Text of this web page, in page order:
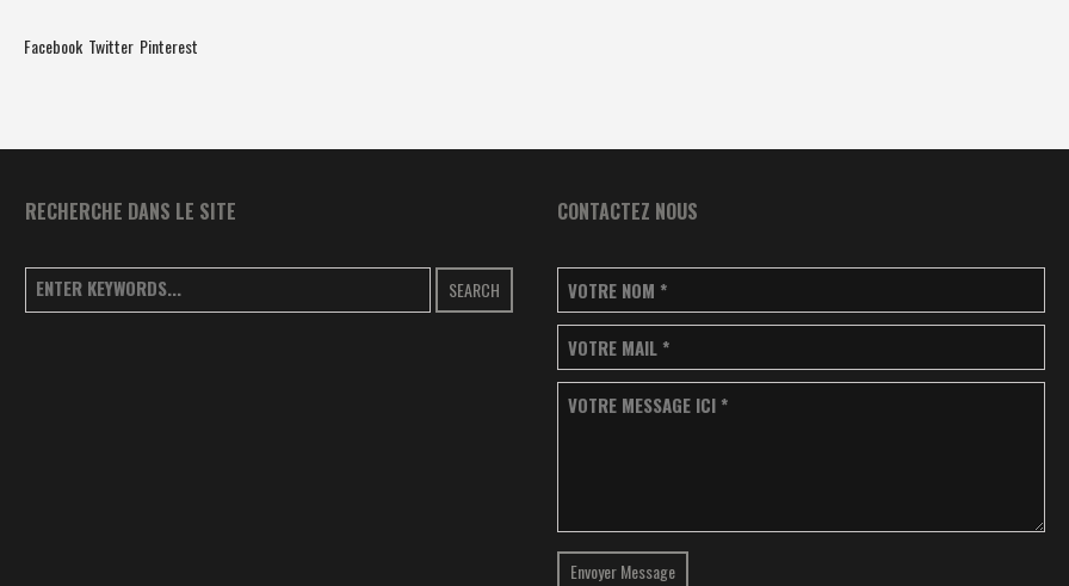
Facebook Twitter Pinterest
RECHERCHE DANS LE SITE
SEARCH
CONTACTEZ NOUS
VOTRE NOM *
VOTRE MAIL *
VOTRE MESSAGE ICI *
Envoyer Message